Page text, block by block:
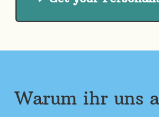
Get your
Warum ihr uns